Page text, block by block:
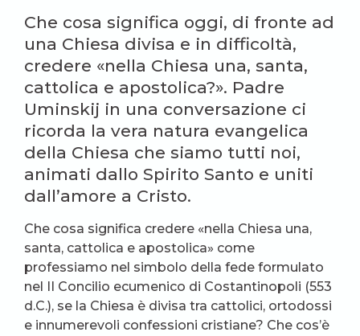
Che cosa significa oggi, di fronte ad
una Chiesa divisa e in difficoltà,
credere «nella Chiesa una, santa,
cattolica e apostolica?». Padre
Uminskij in una conversazione ci
ricorda la vera natura evangelica
della Chiesa che siamo tutti noi,
animati dallo Spirito Santo e uniti
dall’amore a Cristo.
Che cosa significa credere «nella Chiesa una,
santa, cattolica e apostolica» come
professiamo nel simbolo della fede formulato
nel II Concilio ecumenico di Costantinopoli (553
d.C.), se la Chiesa è divisa tra cattolici, ortodossi
e innumerevoli confessioni cristiane? Che cos’è